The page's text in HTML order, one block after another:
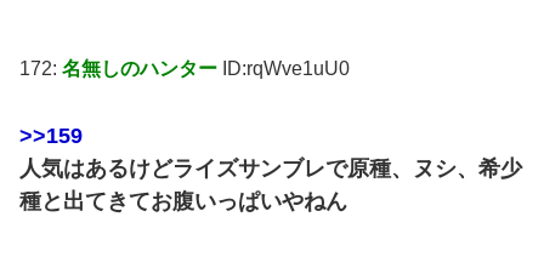
172: 名無しのハンター ID:rqWve1uU0
>>159
人気はあるけどライズサンブレで原種、ヌシ、希少
種と出てきてお腹いっぱいやねん